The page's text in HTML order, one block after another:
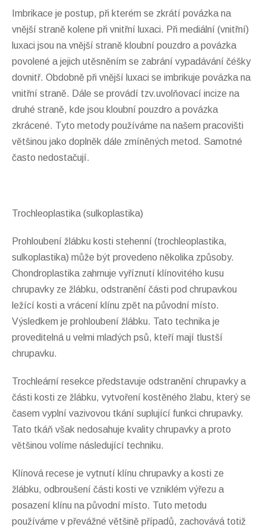
Imbrikace je postup, při kterém se zkrátí povázka na
vnější straně kolene při vnitřní luxaci. Při mediální (vnitřní)
luxaci jsou na vnější straně kloubní pouzdro a povázka
povolené a jejich utěsněním se zabrání vypadávání čéšky
dovnitř. Obdobně při vnější luxaci se imbrikuje povázka na
vnitřní straně. Dále se provádí tzv.uvolňovací incize na
druhé straně, kde jsou kloubní pouzdro a povázka
zkrácené. Tyto metody používáme na našem pracovišti
většinou jako doplněk dále zmíněných metod. Samotné
často nedostačují.
Trochleoplastika (sulkoplastika)
Prohloubení žlábku kosti stehenní (trochleoplastika,
sulkoplastika) může být provedeno několika způsoby.
Chondroplastika zahrnuje vyříznutí klínovitého kusu
chrupavky ze žlábku, odstranění části pod chrupavkou
ležící kosti a vrácení klínu zpět na původní místo.
Výsledkem je prohloubení žlábku. Tato technika je
proveditelná u velmi mladých psů, kteří mají tlustší
chrupavku.
Trochleární resekce představuje odstranění chrupavky a
části kosti ze žlábku, vytvoření kostěného žlabu, který se
časem vyplní vazivovou tkání suplující funkci chrupavky.
Tato tkáň však nedosahuje kvality chrupavky a proto
většinou volíme následující techniku.
Klínová recese je vytnutí klínu chrupavky a kosti ze
žlábku, odbroušení části kosti ve vzniklém výřezu a
posazení klínu na původní místo. Tuto metodu
používáme v převážné většině případů, zachovává totiž